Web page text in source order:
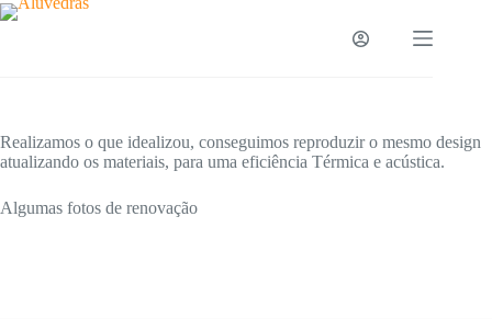
Pular
Realizamos o que idealizou, conseguimos reproduzir o mesmo design
atualizando os materiais, para uma eficiência Térmica e acústica.
Algumas fotos de renovação